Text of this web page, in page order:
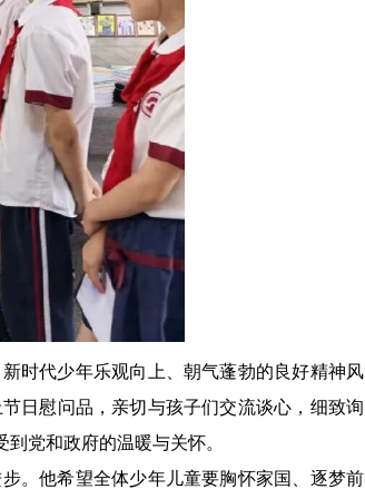
时代少年乐观向上、朝气蓬勃的良好精神风
日慰问品，亲切与孩子们交流谈心，细致询
党和政府的温暖与关怀。
。他希望全体少年儿童要胸怀家国、逐梦前